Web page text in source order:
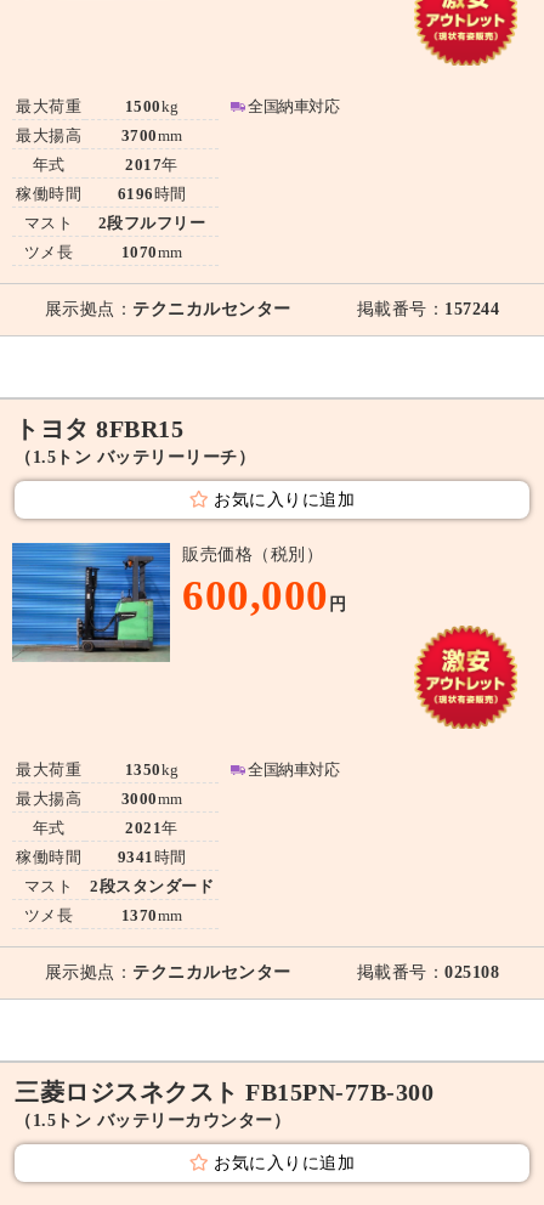
最大荷重
最大揚高
年式
稼働時間
マスト
ツメ長
1500kg
3700mm
2017年
6196 時間
2段フルフリー
1070mm
全国納車対応
展示拠点： テクニカルセンター 掲載番号： 157244
トヨタ 8FBR15
（1.5トン バッテリーリーチ）
お気に入りに追加
販売価格（税別）
600,000 円
最大荷重
最大揚高
年式
稼働時間
マスト
ツメ長
1350kg
3000mm
2021年
9341 時間
2段スタンダード
1370mm
全国納車対応
展示拠点： テクニカルセンター 掲載番号：025108
三菱ロジスネクスト FB15PN-77B-300
（1.5トン バッテリーカウンター）
お気に入りに追加